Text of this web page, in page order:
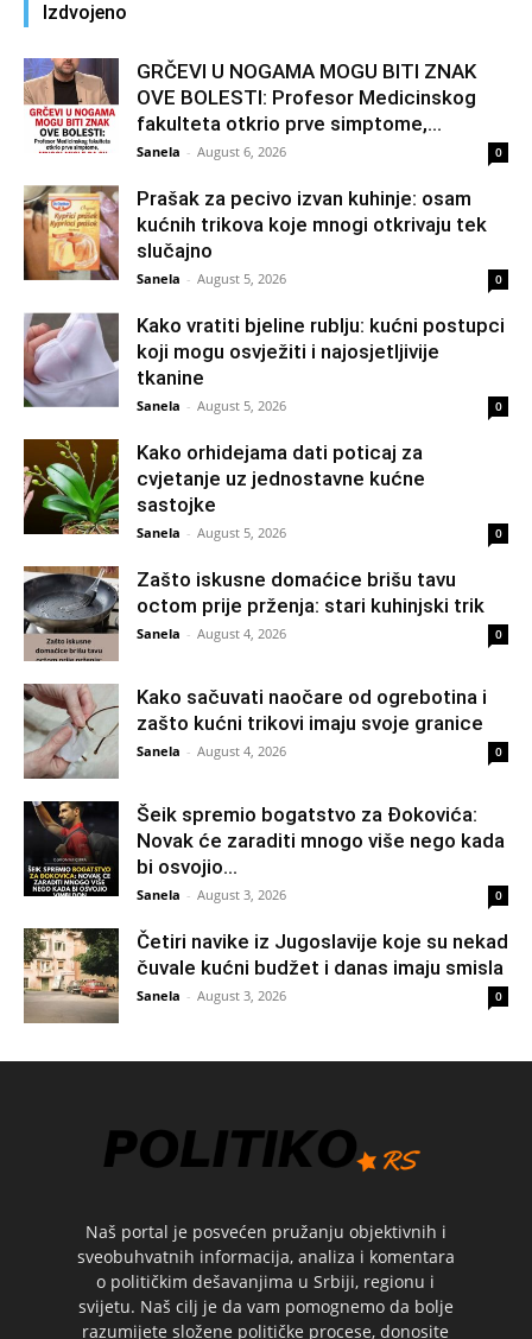
Izdvojeno
GRČEVI U NOGAMA MOGU BITI ZNAK
OVE BOLESTI: Profesor Medicinskog
fakulteta otkrio prve simptome,...
Sanela - August 6, 2026 0
Prašak za pecivo izvan kuhinje: osam
kućnih trikova koje mnogi otkrivaju tek
slučajno
Sanela - August 5, 2026 0
Kako vratiti bjeline rublju: kućni postupci
koji mogu osvježiti i najosjetljivije
tkanine
Sanela - August 5, 2026 0
Kako orhidejama dati poticaj za
cvjetanje uz jednostavne kućne
sastojke
Sanela - August 5, 2026 0
Zašto iskusne domaćice brišu tavu
octom prije prženja: stari kuhinjski trik
Sanela - August 4, 2026 0
Kako sačuvati naočare od ogrebotina i
zašto kućni trikovi imaju svoje granice
Sanela - August 4, 2026 0
Šeik spremio bogatstvo za Đokovića:
Novak će zaraditi mnogo više nego kada
bi osvojio...
Sanela - August 3, 2026 0
Četiri navike iz Jugoslavije koje su nekad
čuvale kućni budžet i danas imaju smisla
Sanela - August 3, 2026 0
Naš portal je posvećen pružanju objektivnih i
sveobuhvatnih informacija, analiza i komentara
o političkim dešavanjima u Srbiji, regionu i
svijetu. Naš cilj je da vam pomognemo da bolje
razumijete složene političke procese, donosite